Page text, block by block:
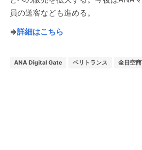
員の送客なども進める。
⇒詳細はこちら
ANA Digital Gate ベリトランス 全日空